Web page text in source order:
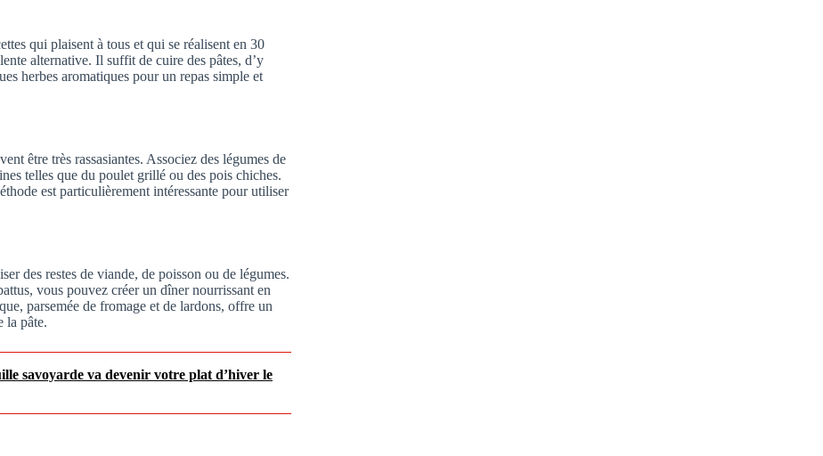
qui plaisent à tous et qui se réalisent en 30
alternative. Il suffit de cuire des pâtes, d’y
herbes aromatiques pour un repas simple et
être très rassasiantes. Associez des légumes de
telles que du poulet grillé ou des pois chiches.
est particulièrement intéressante pour utiliser
des restes de viande, de poisson ou de légumes.
vous pouvez créer un dîner nourrissant en
parsemée de fromage et de lardons, offre un
la pâte.
savoyarde va devenir votre plat d’hiver le